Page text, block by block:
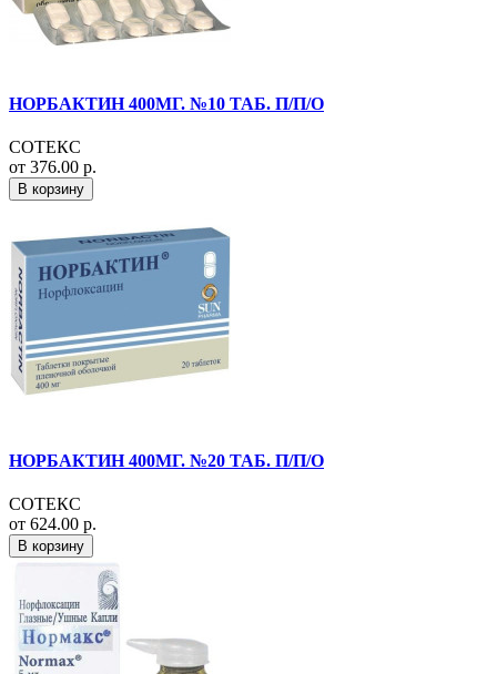
НОРБАКТИН 400МГ. №10 ТАБ. П/П/О
СОТЕКС
от 376.00 р.
В корзину
НОРБАКТИН 400МГ. №20 ТАБ. П/П/О
СОТЕКС
от 624.00 р.
В корзину